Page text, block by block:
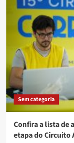
Sem categoria
Confira a lista de
etapa do Circuito